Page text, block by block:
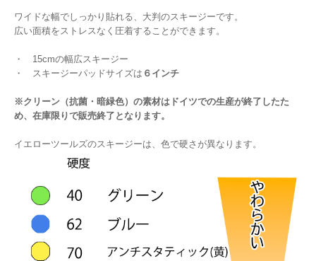
ワイドな幅でしっかり貼れる、大判のスキージーです。
広い面積をストレスなく圧着することができます。
・ 15cmの幅広スキージー
・ スキージーパッドサイズは ６インチ
※クリーン（抗菌・暗緑色）の素材はドイツでの生産が終了したた
め、在庫限りで販売終了となります。
イエローツールズのスキージーは、色で硬さが異なります。